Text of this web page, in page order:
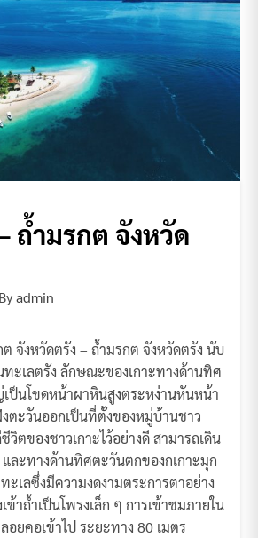
ถ้ำมรกต จังหวัด
Byadmin
ต จังหวัดตรัง – ถ้ำมรกต จังหวัดตรัง นับ
ทะเลตรัง ลักษณะของเกาะทางด้านทิศ
ป็นโขดหน้าผาหินสูงตระหง่านหันหน้า
ตะวันออกเป็นที่ตั้งของหมู่บ้านชาว
วิตของชาวเกาะไว้อย่างดี สามารถเดิน
และทางด้านทิศตะวันตกของกเกาะมุก
ะเลซึ่งมีความงดงามตระการตาอย่าง
ข้าถ้ำเป็นโพรงเล็ก ๆ การเข้าชมภายใน
อยคอเข้าไป ระยะทาง 80 เมตร